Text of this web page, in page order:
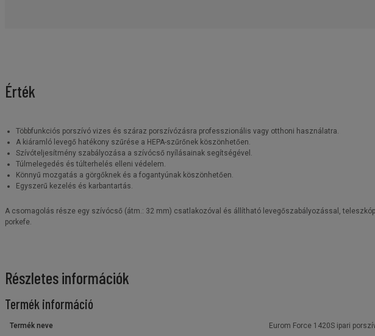
Érték
Többfunkciós porszívó vizes és száraz porszívózásra professzionális vagy otthoni használatra.
A kiáramló levegő hatékony szűrése a HEPA-szűrőnek köszönhetően.
Szívóteljesítmény szabályozása a szívócső nyílásainak segítségével.
Túlmelegedés és túlterhelés elleni védelem.
Könnyű mozgatás a görgőknek és a fogantyúnak köszönhetően.
Egyszerű kezelés és karbantartás.
A csomagolás része egy szívócső (átm.: 32 mm) csatlakozóval és állítható levegőszabályozással,
porkefe.
Részletes információk
Termék információ
Termék neve Eurom Force 1420S ipari